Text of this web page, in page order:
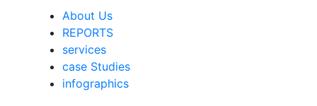
About Us
REPORTS
services
case Studies
infographics